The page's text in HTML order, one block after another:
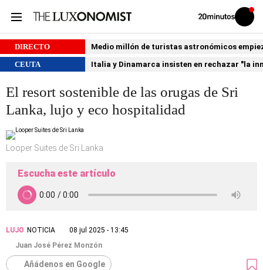
Volver
Iniciar
sesión
DIRECTO
Medio millón de turistas astronómicos
CEUTA
Italia y Dinamarca insisten en rechazar "la
El resort sostenible de las orugas de Sri
Lanka, lujo y eco hospitalidad
Looper Suites de Sri Lanka
Escucha este artículo
LUJO NOTICIA
08 jul 2025 - 13:45
Juan José Pérez Monzón
Añádenos en Google